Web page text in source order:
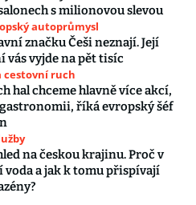
s milionovou slevou
autoprůmysl
značku Češi neznají. Její
vás vyjde na pět tisíc
cestovní ruch
hal chceme hlavně více akcí,
říká evropský šéf
na českou krajinu. Proč v
voda a jak k tomu přispívají